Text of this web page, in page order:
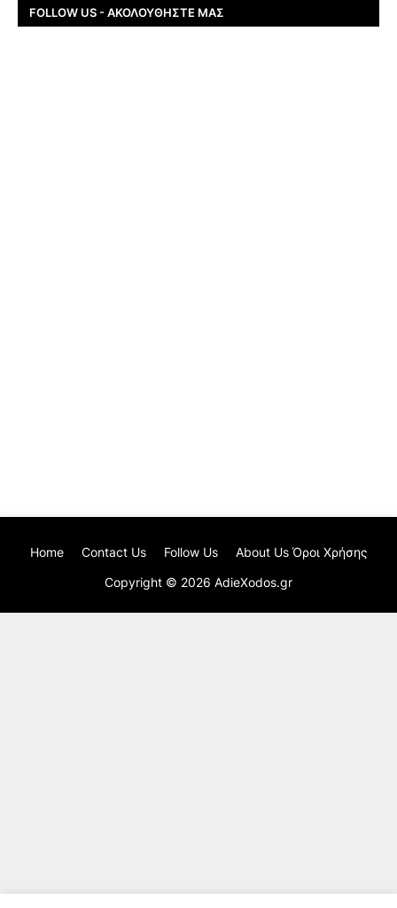
FOLLOW US - ΑΚΟΛΟΥΘΉΣΤΕ ΜΑΣ
Copyright © 2026 AdieXodos.gr
Home Contact Us Follow Us About Us Όροι Χρήσης